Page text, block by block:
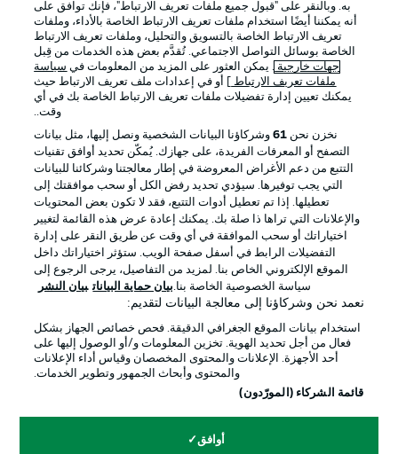
الإعلانات الإخطارات القانونية
شروط الاستخدام القنوات الناقلة
الوظائف جهة النشر
تواصل معنا اللاعبون
© 2026 Bundesliga-Gruppe GmbH
به. وبالنقر على "قبول جميع ملفات تعريف الارتباط"، فإنك توافق على
أنه يمكننا أيضًا استخدام ملفات تعريف الارتباط الخاصة بالأداء، وملفات
تعريف الارتباط الخاصة بالتسويق والتحليل، وملفات تعريف الارتباط
الخاصة بوسائل التواصل الاجتماعي. تُقدَّم بعض هذه الخدمات من قِبل
جهات خارجية . يمكن العثور على المزيد من المعلومات في سياسة
ملفات تعريف الارتباط
] أو في إعدادات ملف تعريف الارتباط حيث
يمكنك تعيين إدارة تفضيلات ملفات تعريف الارتباط الخاصة بك في أي
وقت..
نخزن نحن 61وشركاؤنا البيانات الشخصية ونصل إليها، مثل بيانات
التصفح أو المعرفات الفريدة، على جهازك. يُمكّن تحديد أوافق تقنيات
التتبع من دعم الأغراض المعروضة في إطار معالجتنا وشركائنا للبيانات
التي يجب توفيرها. سيؤدي تحديد رفض الكل أو سحب موافقتك إلى
تعطيلها. إذا تم تعطيل أدوات التتبع، فقد لا تكون بعض المحتويات
والإعلانات التي تراها ذا صلة بك. يمكنك إعادة عرض هذه القائمة لتغيير
اختياراتك أو سحب الموافقة في أي وقت عن طريق النقر على إدارة
التفضيلات الرابط في أسفل صفحة الويب. ستؤثر اختياراتك داخل
الموقع الإلكتروني الخاص بنا. لمزيد من التفاصيل، يرجى الرجوع إلى
سياسة الخصوصية الخاصة بنا.بيان حماية البيانات بيان النشر
نعمد نحن وشركاؤنا إلى معالجة البيانات لتقديم:
استخدام بيانات الموقع الجغرافي الدقيقة. فحص خصائص الجهاز بشكل
فعال من أجل تحديد الهوية. تخزين المعلومات و/أو الوصول إليها على
أحد الأجهزة. الإعلانات والمحتوى المخصصان وقياس أداء الإعلانات
والمحتوى وأبحاث الجمهور وتطوير الخدمات.
قائمة الشركاء (المورّدون)
أوافق